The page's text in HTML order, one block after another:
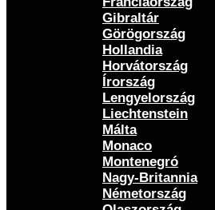
Gibraltár
Görögország
Hollandia
Horvátország
Írország
Lengyelország
Liechtenstein
Málta
Monaco
Montenegró
Nagy-Britannia
Németország